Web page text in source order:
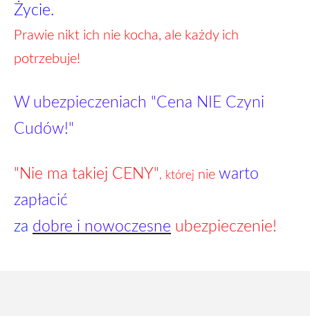
Życie.
Prawie nikt ich nie kocha, ale każdy ich
potrzebuje!
W ubezpieczeniach "Cena NIE Czyni
Cudów!"
"Nie ma takiej CENY", której niewarto
zapłacić
za dobre i nowoczesne ubezpieczenie!